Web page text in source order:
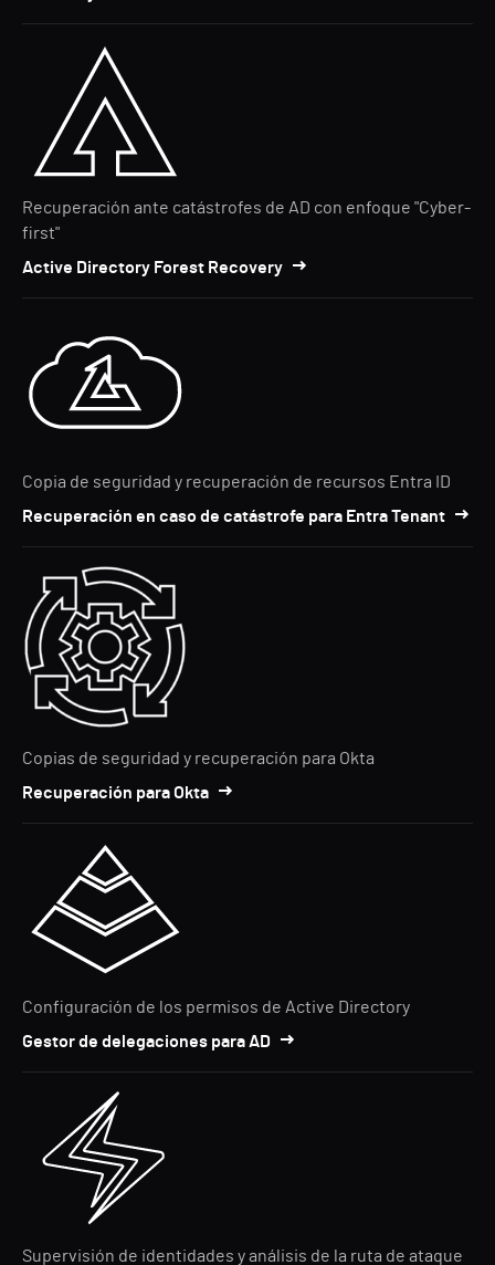
Recuperación ante catástrofes de AD con enfoque "Cyber-
first"
Active Directory Forest Recovery
Copia de seguridad y recuperación de recursos Entra ID
Recuperación en caso de catástrofe para Entra Tenant
Copias de seguridad y recuperación para Okta
Recuperación para Okta
Configuración de los permisos de Active Directory
Gestor de delegaciones para AD
Supervisión de identidades y análisis de la ruta de ataque